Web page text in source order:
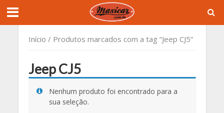
Início / Produtos marcados com a tag “Jeep CJ5”
Jeep CJ5
Nenhum produto foi encontrado para a
sua seleção.